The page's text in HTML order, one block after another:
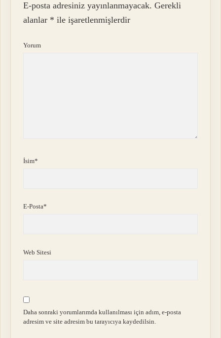
E-posta adresiniz yayınlanmayacak. Gerekli
alanlar * ile işaretlenmişlerdir
Yorum
İsim*
E-Posta*
Web Sitesi
Daha sonraki yorumlarımda kullanılması için adım, e-posta
adresim ve site adresim bu tarayıcıya kaydedilsin.